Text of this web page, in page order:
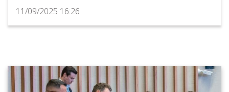
11/09/2025 16:26